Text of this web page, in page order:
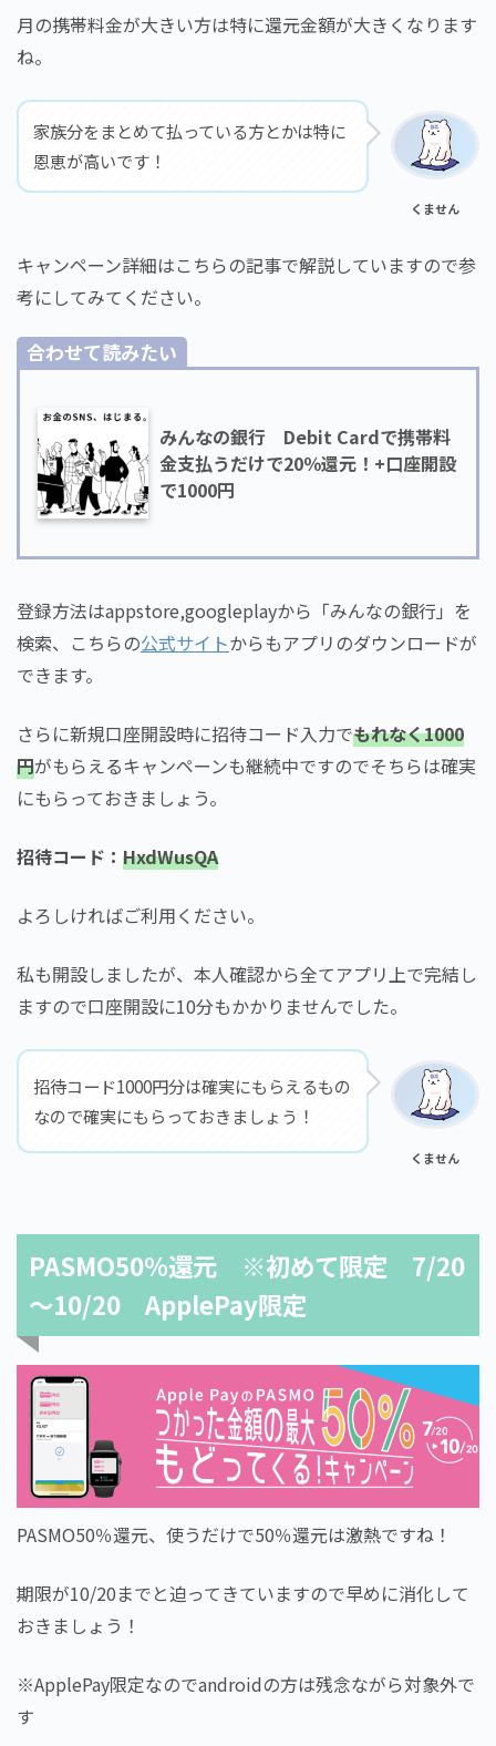
月の携帯料金が大きい方は特に還元金額が大きくなります
ね。
家族分をまとめて払っている方とかは特に
恩恵が高いです！
くません
キャンペーン詳細はこちらの記事で解説していますので参
考にしてみてください。
合わせて読みたい
みんなの銀行 Debit Cardで携帯料
金支払うだけで20％還元！+口座開設
で1000円
登録方法はappstore,googleplayから「みんなの銀行」を
検索、こちらの公式サイトからもアプリのダウンロードが
できます。
さらに新規口座開設時に招待コード入力でもれなく1000
円がもらえるキャンペーンも継続中ですのでそちらは確実
にもらっておきましょう。
招待コード： HxdWusQA
よろしければご利用ください。
私も開設しましたが、本人確認から全てアプリ上で完結し
ますので口座開設に10分もかかりませんでした。
招待コード1000円分は確実にもらえるもの
なので確実にもらっておきましょう！
くません
PASMO50％還元 ※初めて限定 7/20
～10/20 ApplePay限定
PASMO50％還元、使うだけで50％還元は激熱ですね！
期限が10/20までと迫ってきていますので早めに消化して
おきましょう！
※ApplePay限定なのでandroidの方は残念ながら対象外で
す